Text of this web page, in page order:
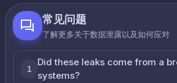
常见问题
了解更多关于数据泄露以及如何应对
1
Did these leaks come from a
systems?